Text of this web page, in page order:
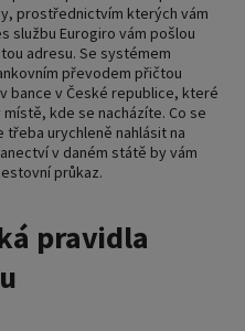
prostřednictvím kterých vám
službu Eurogiro vám pošlou
adresu. Se systémem
převodem přičtou
bance v České republice, které
kde se nacházíte. Co se
urychleně nahlásit na
v daném státě by vám
průkaz.
pravidla